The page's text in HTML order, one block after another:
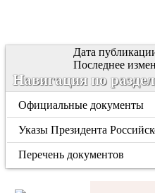
Дата
Последнее
Навигация по
Официальные документы
Указы Президента
Перечень документов